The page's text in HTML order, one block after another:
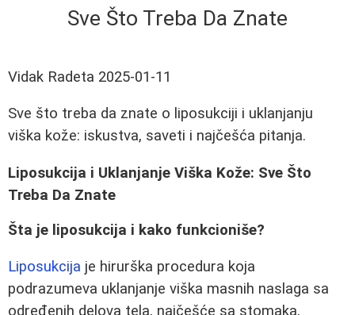
Sve Što Treba Da Znate
Vidak Radeta 2025-01-11
Sve što treba da znate o liposukciji i uklanjanju
viška kože: iskustva, saveti i najčešća pitanja.
Liposukcija i Uklanjanje Viška Kože: Sve Što
Treba Da Znate
Šta je liposukcija i kako funkcioniše?
Liposukcija je hirurška procedura koja
podrazumeva uklanjanje viška masnih naslaga sa
određenih delova tela, najčešće sa stomaka,